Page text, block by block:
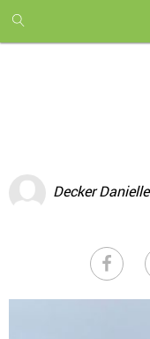
month
free
Decker Danielle